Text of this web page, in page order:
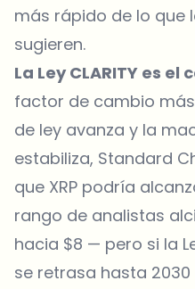
más rápido de lo que
sugieren.
La Ley CLARITY es el
factor de cambio
de ley avanza y la
estabiliza, Standard
que XRP podría
rango de analistas
hacia $8 — pero si la
se retrasa hasta